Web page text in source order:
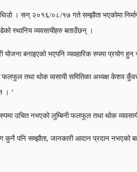
थिउो । सन् २०१६/०८/१७ गते सम्झौता भएकोमा
स्थानिय व्यवसायीहरु बताउँछन् ।
योजना बनाइएको भएपनि व्यवहारिक रुपमा प्रयोग
फलफुल तथा थोक व्वसायी समितिका अध्यक्ष केशव
। ’
उचित नभएको लुम्बिनी फलफुल तथा थोक
पनि सम्झौता, जानकारी आदान प्रदान